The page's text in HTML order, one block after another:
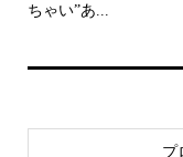
ちゃい”あ...
プ